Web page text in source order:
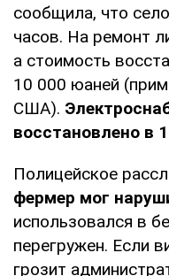
сообщила, что
часов. На ремонт
а стоимость
10 000 юаней
США).
восстановлено в
Полицейское
фермер мог
использовался в
перегружен. Если
грозит